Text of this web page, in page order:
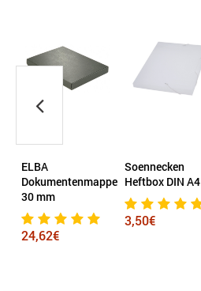
ELBA
Dokumentenmappe
30 mm
24,62€
Soennecken
Heftbox DIN A4
3,50€